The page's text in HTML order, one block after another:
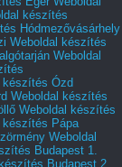
készítés
Hódmezővásárhely
Weboldal készítés
Weboldal
készítés Ózd
Weboldal készítés
Weboldal készítés
készítés Pápa
Weboldal
Budapest 1.
Budapest 2.